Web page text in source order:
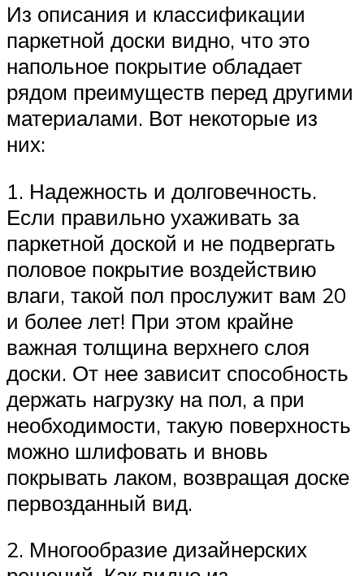
Из описания и классификации
паркетной доски видно, что это
напольное покрытие обладает
рядом преимуществ перед другими
материалами. Вот некоторые из
них:
1. Надежность и долговечность.
Если правильно ухаживать за
паркетной доской и не подвергать
половое покрытие воздействию
влаги, такой пол прослужит вам 20
и более лет! При этом крайне
важная толщина верхнего слоя
доски. От нее зависит способность
держать нагрузку на пол, а при
необходимости, такую поверхность
можно шлифовать и вновь
покрывать лаком, возвращая доске
первозданный вид.
2. Многообразие дизайнерских